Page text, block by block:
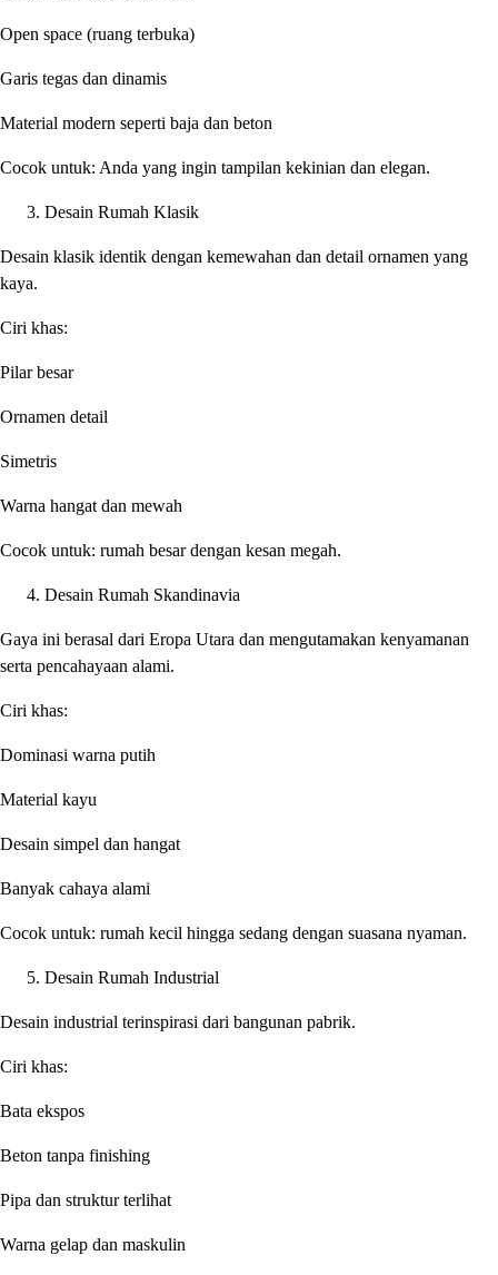
Open space (ruang terbuka)
Garis tegas dan dinamis
Material modern seperti baja dan beton
Cocok untuk: Anda yang ingin tampilan kekinian dan elegan.
Desain Rumah Klasik
Desain klasik identik dengan kemewahan dan detail ornamen yang
kaya.
Ciri khas:
Pilar besar
Ornamen detail
Simetris
Warna hangat dan mewah
Cocok untuk: rumah besar dengan kesan megah.
Desain Rumah Skandinavia
Gaya ini berasal dari Eropa Utara dan mengutamakan kenyamanan
serta pencahayaan alami.
Ciri khas:
Dominasi warna putih
Material kayu
Desain simpel dan hangat
Banyak cahaya alami
Cocok untuk: rumah kecil hingga sedang dengan suasana nyaman.
Desain Rumah Industrial
Desain industrial terinspirasi dari bangunan pabrik.
Ciri khas:
Bata ekspos
Beton tanpa finishing
Pipa dan struktur terlihat
Warna gelap dan maskulin